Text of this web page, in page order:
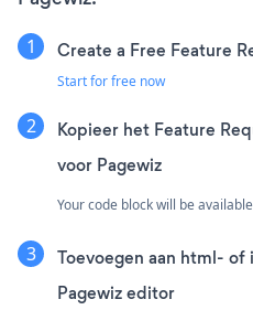
Create a Free Feature
Start for free now
Kopieer het Feature
voor Pagewiz
Your code block will be
Toevoegen aan html-
Pagewiz editor